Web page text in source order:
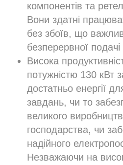
компонентів та
Вони здатні
без збоїв, що
безперервної подачі
Висока
потужністю 130 кВт
достатньо енергії
завдань, чи то
великого
господарства, чи
надійного
Незважаючи на